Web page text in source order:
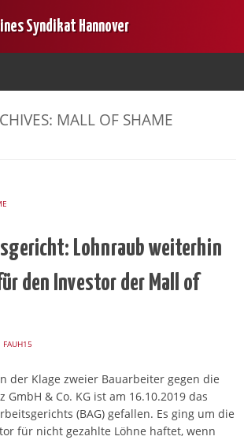
Syndikat Hannover
MALL OF SHAME
Lohnraub weiterhin
den Investor der Mall of
FAUH15
der Klage zweier Bauarbeiter gegen die
GmbH & Co. KG ist am 16.10.2019 das
(BAG) gefallen. Es ging um die
für nicht gezahlte Löhne haftet, wenn